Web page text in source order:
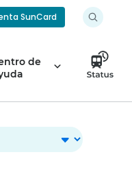
SunCard
de